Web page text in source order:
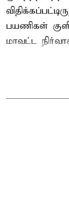
பயணிகள்
மாவட்ட